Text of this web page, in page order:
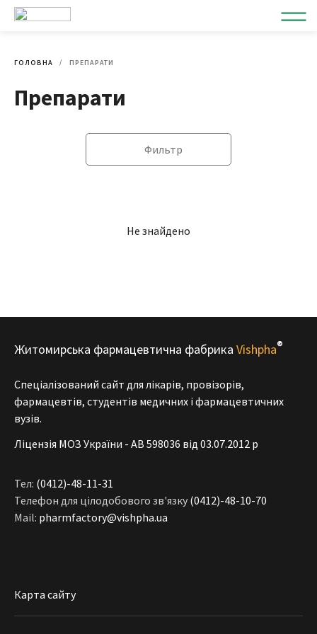
ГОЛОВНА ПРЕПАРАТИ
Препарати
Фильтр
Не знайдено
Житомирська фармацевтична фабрика Vishpha®
Спеціалізований сайт для лікарів, провізорів,
фармацевтів, студентів медичних і фармацевтичних
вузів.
Ліцензія МОЗ України - АВ 598036 від 03.07.2012 р
Тел: (0412)-48-11-31
Телефон для цілодобового зв'язку (0412)-48-10-70
Mail: pharmfactory@vishpha.ua
Карта сайту